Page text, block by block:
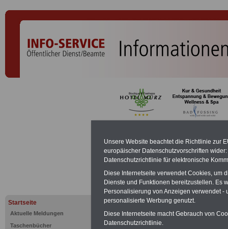
Startseite
Aktuelle Meldungen
Taschenbücher
B 11
PDF-SERVICE:
Zehn
Beamte zum Komplettpreis von 15
geeignet.Sie können Sie zehn
und ausdrucken:Wissenswertes
Beihilfe sowie
Unsere Website beachtet die Richtlinie zur
europäischer Datenschutzvorschriften
Datenschutzrichtlinie für elektronische
Diese Internetseite verwendet Cookies, um
Dienste und Funktionen bereitzustellen. Es
Personalisierung von Anzeigen verwendet
personalisierte Werbung genutzt.
Diese Internetseite macht Gebrauch von
Datenschutzrichtlinie.